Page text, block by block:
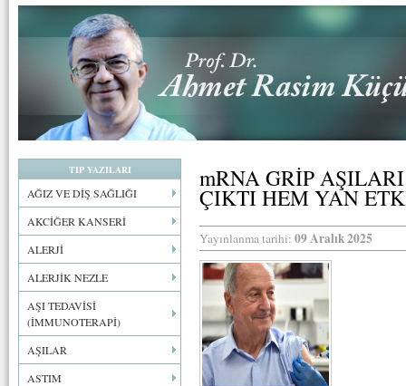
TIP YAZILARI
AĞIZ VE DİŞ SAĞLIĞI
AKCİĞER KANSERİ
ALERJİ
ALERJİK NEZLE
AŞI TEDAVİSİ
(İMMUNOTERAPİ)
AŞILAR
ASTIM
mRNA GRİP
ÇIKTI HEM YAN
Yayınlanma tarihi: 09 Aralık 2025